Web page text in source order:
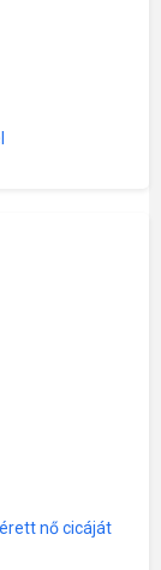
nő cicáját